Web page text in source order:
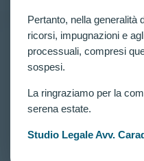
Pertanto, nella generalità
ricorsi, impugnazioni e
processuali, compresi
sospesi.
La ringraziamo per la
serena estate.
Studio Legale Avv.
RICORSI ATTIVI ,VITTORIE
CONCORSO PER 1350
RIPETIZIONE DELLA
PIEGAMENTI SULLE
Accertamenti